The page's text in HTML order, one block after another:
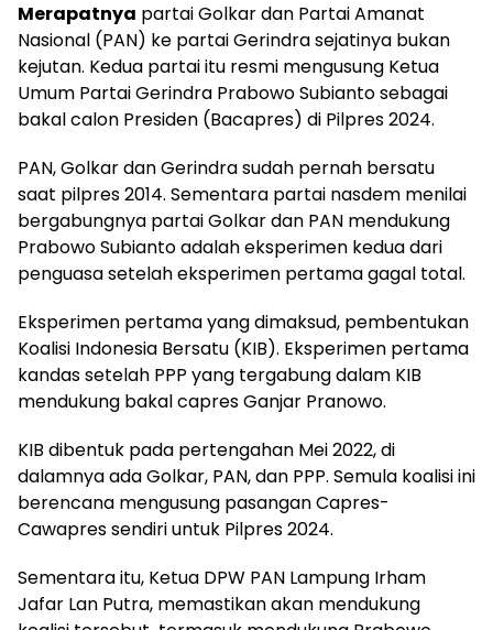
Merapatnya partai Golkar dan Partai Amanat
Nasional (PAN) ke partai Gerindra sejatinya bukan
kejutan. Kedua partai itu resmi mengusung Ketua
Umum Partai Gerindra Prabowo Subianto sebagai
bakal calon Presiden (Bacapres) di Pilpres 2024.
PAN, Golkar dan Gerindra sudah pernah bersatu
saat pilpres 2014. Sementara partai nasdem menilai
bergabungnya partai Golkar dan PAN mendukung
Prabowo Subianto adalah eksperimen kedua dari
penguasa setelah eksperimen pertama gagal total.
Eksperimen pertama yang dimaksud, pembentukan
Koalisi Indonesia Bersatu (KIB). Eksperimen pertama
kandas setelah PPP yang tergabung dalam KIB
mendukung bakal capres Ganjar Pranowo.
KIB dibentuk pada pertengahan Mei 2022, di
dalamnya ada Golkar, PAN, dan PPP. Semula koalisi ini
berencana mengusung pasangan Capres-
Cawapres sendiri untuk Pilpres 2024.
Sementara itu, Ketua DPW PAN Lampung Irham
Jafar Lan Putra, memastikan akan mendukung